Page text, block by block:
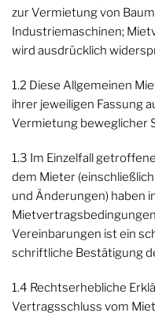
zur Vermietung von
Industriemaschinen;
wird ausdrücklich
1.2 Diese Allgemeinen
ihrer jeweiligen Fassung
Vermietung beweglicher
1.3 Im Einzelfall
dem Mieter
und Änderungen) haben
Vereinbarungen ist ein
schriftliche Bestätigung
1.4 Rechtserhebliche
Vertragsschluss vom